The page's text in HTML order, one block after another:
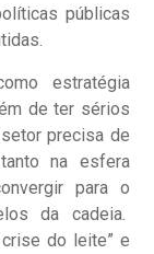
públicas
estratégia
de ter sérios
precisa de
na esfera
para o
da cadeia.
do leite” e